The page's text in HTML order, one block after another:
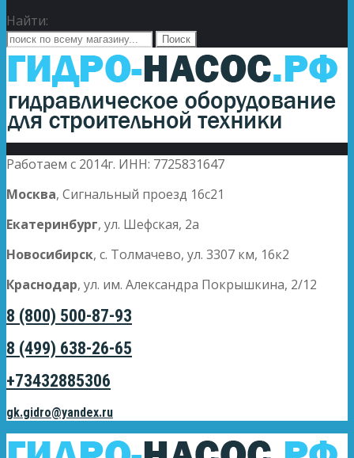
Найти:
Работаем с 2014г. ИНН: 7725831647
Москва, Сигнальный проезд 16с21
Екатеринбург, ул. Шефская, 2а
Новосибирск, с. Толмачево, ул. 3307 км, 16к2
Краснодар, ул. им. Александра Покрышкина, 2/12
8 (800) 500-87-93
8 (499) 638-26-65
+73432885306
gk.gidro@yandex.ru